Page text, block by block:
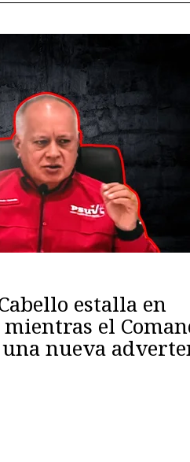
estalla en
mientras el
nueva